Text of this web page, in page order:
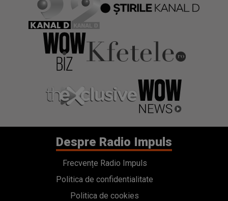
Despre Radio Impuls
Frecvențe Radio Impuls
Politica de confidentialitate
Politica de cookies